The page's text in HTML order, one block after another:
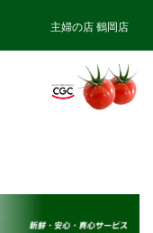
主婦の店 鶴岡店